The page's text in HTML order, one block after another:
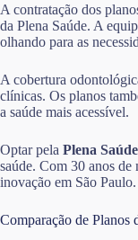
A contratação dos
da Plena Saúde. A
olhando para as
A cobertura
clínicas. Os planos
a saúde mais acessível.
Optar pela Plena Saúde
saúde. Com 30 anos de
inovação em São Paulo.
Comparação de Planos